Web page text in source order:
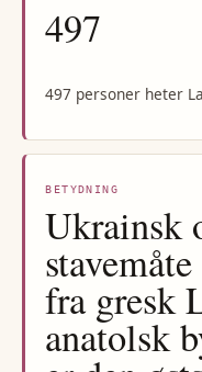
497
497 personer heter
BETYDNING
Ukrainsk
fra gresk
anatolsk